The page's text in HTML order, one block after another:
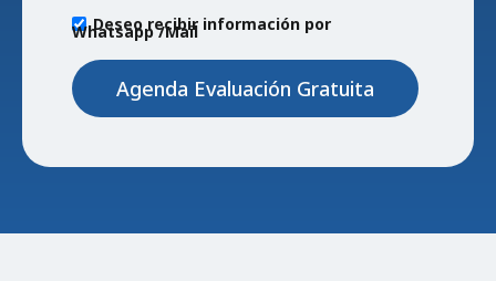
Deseo recibir información por
Whatsapp /Mail